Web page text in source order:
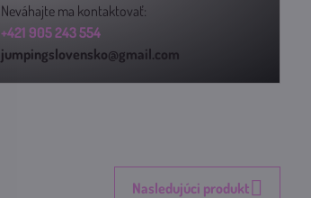
Neváhajte ma kontaktovať:
+421 905 243 554
jumpingslovensko@gmail.com
Nasledujúci produkt